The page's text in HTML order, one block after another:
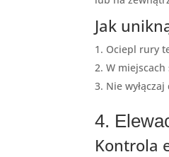
Jak
Ociepl rury
W
Nie
4.
Kontrola